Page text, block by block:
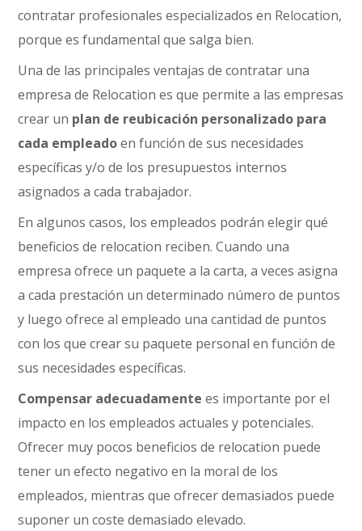
contratar profesionales especializados en Relocation,
porque es fundamental que salga bien.
Una de las principales ventajas de contratar una
empresa de Relocation es que permite a las empresas
crear un plan de reubicación personalizado para
cada empleadoen función de sus necesidades
específicas y/o de los presupuestos internos
asignados a cada trabajador.
En algunos casos, los empleados podrán elegir qué
beneficios de relocation reciben. Cuando una
empresa ofrece un paquete a la carta, a veces asigna
a cada prestación un determinado número de puntos
y luego ofrece al empleado una cantidad de puntos
con los que crear su paquete personal en función de
sus necesidades específicas.
Compensar adecuadamente es importante por el
impacto en los empleados actuales y potenciales.
Ofrecer muy pocos beneficios de relocation puede
tener un efecto negativo en la moral de los
empleados, mientras que ofrecer demasiados puede
suponer un coste demasiado elevado.